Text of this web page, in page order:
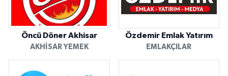
Öncü Döner Akhisar
AKHISAR YEMEK
Özdemir Emlak Yatırım
EMLAKÇILAR